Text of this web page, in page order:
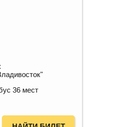
36 мест